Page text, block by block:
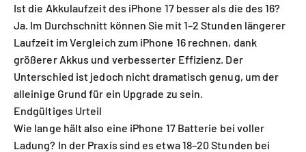
Ist die Akkulaufzeit des iPhone 17 besser als die des 16?
Ja. Im Durchschnitt können Sie mit 1–2 Stunden längerer
Laufzeit im Vergleich zum iPhone 16 rechnen, dank
größerer Akkus und verbesserter Effizienz. Der
Unterschied ist jedoch nicht dramatisch genug, um der
alleinige Grund für ein Upgrade zu sein.
Endgültiges Urteil
Wie lange hält also eine iPhone 17 Batterie bei voller
Ladung? In der Praxis sind es etwa 18–20 Stunden bei